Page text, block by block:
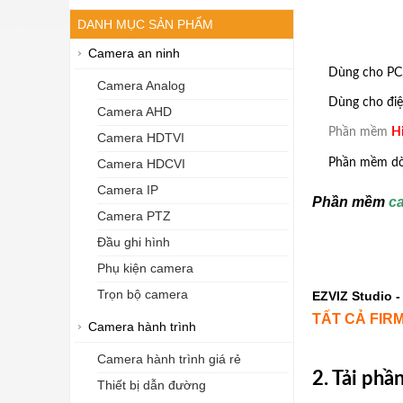
DANH MỤC SẢN PHẨM
Camera an ninh
Camera Analog
Camera AHD
Camera HDTVI
Camera HDCVI
Camera IP
Camera PTZ
Đầu ghi hình
Phụ kiện camera
Trọn bộ camera
Camera hành trình
Camera hành trình giá rẻ
Thiết bị dẫn đường
Dùng cho
Dùng cho
Phần mềm
Phần mềm
Phần mềm
EZVIZ Studio
TẤT CẢ
2. Tải